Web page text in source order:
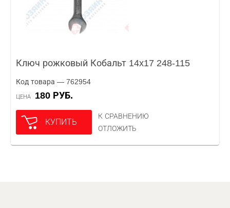
Ключ рожковый Кобальт 14x17 248-115
Код товара — 762954
ЦЕНА 180 РУБ.
КУПИТЬ
К СРАВНЕНИЮ
ОТЛОЖИТЬ